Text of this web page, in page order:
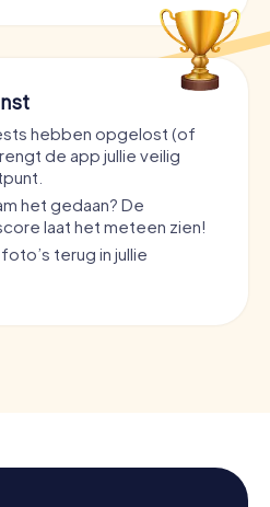
hebben opgelost (of
de app jullie veilig
het gedaan? De
laat het meteen zien!
terug in jullie